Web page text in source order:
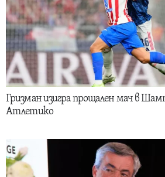
Гризман изигра прощален мач в
Атлетико